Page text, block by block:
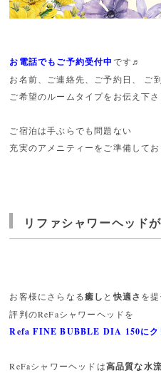
お電話でもご予約受付中です♬
お名前、ご連絡先、ご予約日、 ご到
ご希望のルームタイプをお伝え下
ご宿泊は手ぶらでも問題ない
充実のアメニティーをご準備して
リファシャワーヘッド
お客様にさらなる癒し と快適さ を
評判のReFaシャワーヘッドを
Refa FINE BUBBLE DIA 150に
ReFaシャワーヘッドは高品質な水